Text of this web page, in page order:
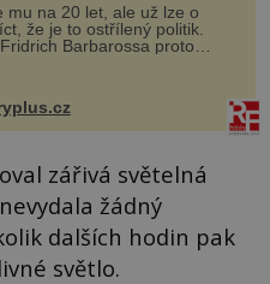
mu na 20 let, ale už lze o
že je to ostřílený politik.
Barbarossa proto
syna a dědice Jindřicha
aby se stal
při řešení sporu m...
zářivá světelná
žádný
dalších hodin pak
světlo.